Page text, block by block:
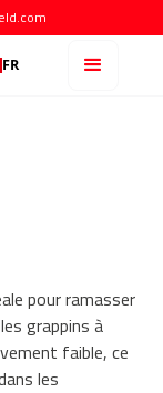
FR
pour ramasser
grappins à
faible, ce
les